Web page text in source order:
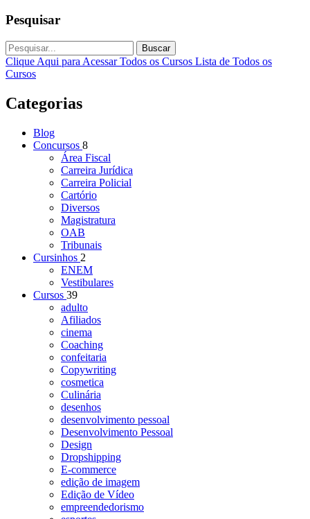
Pesquisar
Buscar
Clique Aqui para Acessar Todos os Cursos Lista de Todos os
Cursos
Categorias
Blog
Concursos 8
Área Fiscal
Carreira Jurídica
Carreira Policial
Cartório
Diversos
Magistratura
OAB
Tribunais
Cursinhos 2
ENEM
Vestibulares
Cursos 39
adulto
Afiliados
cinema
Coaching
confeitaria
Copywriting
cosmetica
Culinária
desenhos
desenvolvimento pessoal
Desenvolvimento Pessoal
Design
Dropshipping
E-commerce
edição de imagem
Edição de Vídeo
empreendedorismo